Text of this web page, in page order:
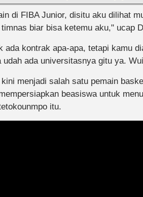
di FIBA Junior, disitu aku dilihat
biar bisa ketemu aku," ucap
ada kontrak apa-apa, tetapi kamu
ada universitasnya gitu ya.
menjadi salah satu pemain
beasiswa untuk
itu.